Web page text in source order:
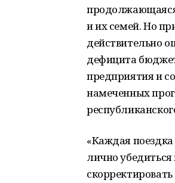
и их семей. Но
действительно
дефицита
предприятия и
намеченных
«Каждая
лично